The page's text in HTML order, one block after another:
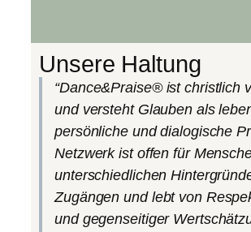
Unsere Haltung
“Dance&Praise® ist christlich
und versteht Glauben als
persönliche und dialogische
Netzwerk ist offen für
unterschiedlichen
Zugängen und lebt von
und gegenseitiger